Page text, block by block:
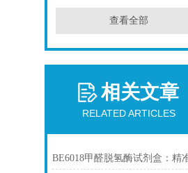
查看全部
相关文章
RELATED ARTICLES